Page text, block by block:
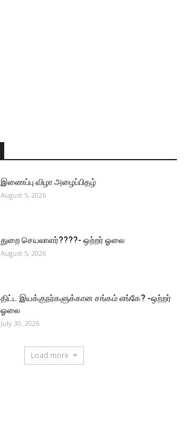
இணைப்பு விழா அழைப்பிதழ்
August 5, 2026
துறை செயலாளர்????- ஒற்றர் ஓலை
August 5, 2026
திட்ட இயக்குநர்களுக்கான சங்கம் எங்கே? -ஒற்றர்
ஓலை
July 30, 2026
Load more